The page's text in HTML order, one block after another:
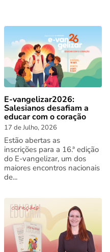
E-vangelizar2026:
Salesianos desafiam a
educar com o coração
17 de Julho, 2026
Estão abertas as
inscrições para a 16.ª edição
do E-vangelizar, um dos
maiores encontros nacionais
de...